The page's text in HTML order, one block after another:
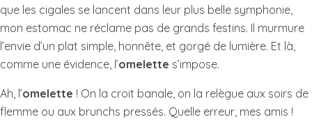
que les cigales se lancent dans leur plus belle symphonie,
mon estomac ne réclame pas de grands festins. Il murmure
l’envie d’un plat simple, honnête, et gorgé de lumière. Et là,
comme une évidence, l’omelette s’impose.
Ah, l’omelette ! On la croit banale, on la relègue aux soirs de
flemme ou aux brunchs pressés. Quelle erreur, mes amis !